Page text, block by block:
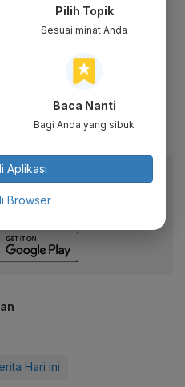
dituntut untuk
batasan
di anak
Hal ini guna
yang dibutuhkan.
mobile.
lebih nyaman dan nikmati
Hari Ini
Pilih Topik
Sesuai minat Anda
Baca Nanti
Bagi Anda yang sibuk
Aplikasi
Browser